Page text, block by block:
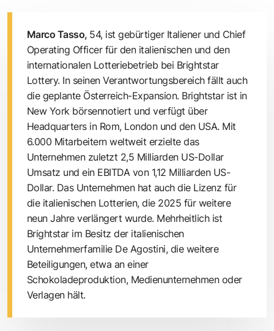
Marco Tasso, 54, ist gebürtiger Italiener und Chief
Operating Officer für den italienischen und den
internationalen Lotteriebetrieb bei Brightstar
Lottery. In seinen Verantwortungsbereich fällt auch
die geplante Österreich-Expansion. Brightstar ist in
New York börsennotiert und verfügt über
Headquarters in Rom, London und den USA. Mit
6.000 Mitarbeitern weltweit erzielte das
Unternehmen zuletzt 2,5 Milliarden US-Dollar
Umsatz und ein EBITDA von 1,12 Milliarden US-
Dollar. Das Unternehmen hat auch die Lizenz für
die italienischen Lotterien, die 2025 für weitere
neun Jahre verlängert wurde. Mehrheitlich ist
Brightstar im Besitz der italienischen
Unternehmerfamilie De Agostini, die weitere
Beteiligungen, etwa an einer
Schokoladeproduktion, Medienunternehmen oder
Verlagen hält.